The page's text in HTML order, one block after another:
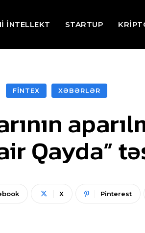
İNTELLEKT STARTUP
FİNTEX XƏBƏRLƏR
Qayda”
X Pinterest